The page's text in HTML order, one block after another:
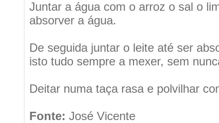
Juntar a água com o arroz o sal o
absorver a água.
De seguida juntar o leite até ser
isto tudo sempre a mexer, sem
Deitar numa taça rasa e polvilhar
Fonte: José Vicente